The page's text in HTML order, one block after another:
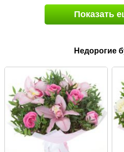
Показать
Недорогие